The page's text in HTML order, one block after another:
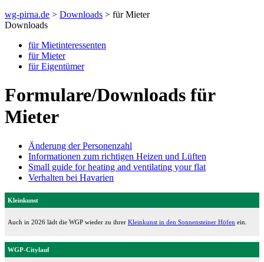
wg-pirna.de > Downloads > für Mieter
Downloads
für Mietinteressenten
für Mieter
für Eigentümer
Formulare/Downloads für
Mieter
Änderung der Personenzahl
Informationen zum richtigen Heizen und Lüften
Small guide for heating and ventilating your flat
Verhalten bei Havarien
Kleinkunst
Auch in 2026 lädt die WGP wieder zu ihrer Kleinkunst in den Sonnensteiner Höfen ein.
WGP-Citylauf